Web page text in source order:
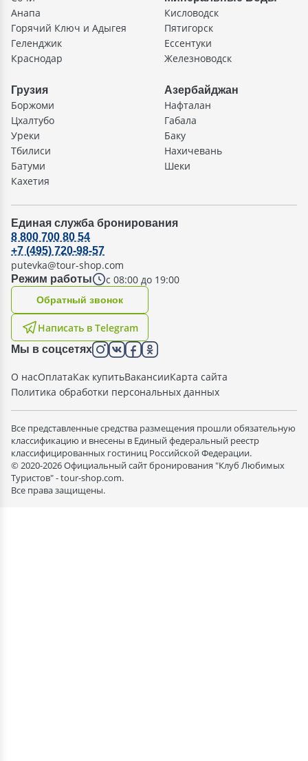
Анапа
Горячий Ключ и Адыгея
Геленджик
Краснодар
Кисловодск
Пятигорск
Ессентуки
Железноводск
Грузия
Боржоми
Цхалтубо
Уреки
Тбилиси
Батуми
Кахетия
Азербайджан
Нафталан
Габала
Баку
Нахичевань
Шеки
Единая служба бронирования
Режим работы с 08:00 до 19:00
8 800 700 80 54
+7 (495) 720-98-57
putevka@tour-shop.com
Написать в Telegram
Oбратный звонок
Мы в соцсетях
О насОплатаКак купитьВакансииКарта сайта
Политика обработки персональных данных
Все представленные средства размещения прошли обязательную
классификацию и внесены в Единый федеральный реестр
классифицированных гостиниц Российской Федерации.
© 2020-2026 Официальный сайт бронирования "Клуб Любимых
Туристов" - tour-shop.com.
Все права защищены.